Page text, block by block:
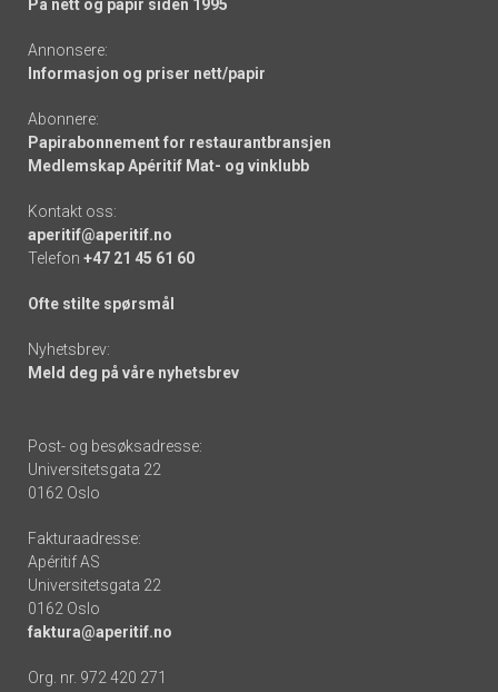
På nett og papir siden 1995
Annonsere:
Informasjon og priser nett/papir
Abonnere:
Papirabonnement for restaurantbransjen
Medlemskap Apéritif Mat- og vinklubb
Kontakt oss:
aperitif@aperitif.no
Telefon +47 21 45 61 60
Ofte stilte spørsmål
Nyhetsbrev:
Meld deg på våre nyhetsbrev
Post- og besøksadresse:
Universitetsgata 22
0162 Oslo
Fakturaadresse:
Apéritif AS
Universitetsgata 22
0162 Oslo
faktura@aperitif.no
Org. nr. 972 420 271